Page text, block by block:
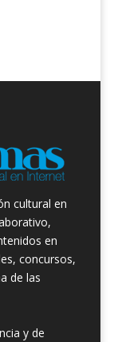
cultural en
en
concursos,
de las
y de